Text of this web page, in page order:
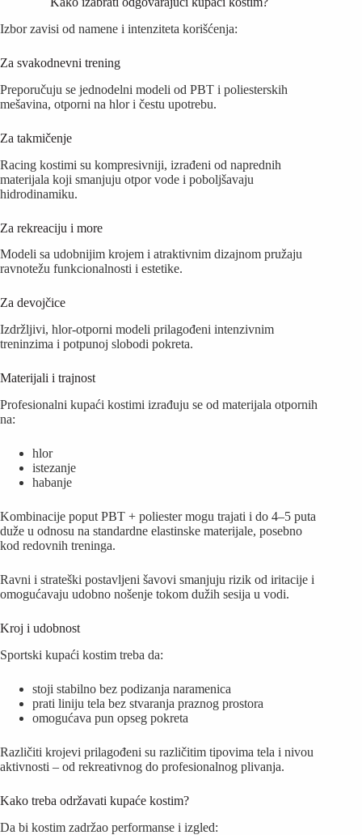
Izbor zavisi od namene i intenziteta korišćenja:
Za svakodnevni trening
Preporučuju se jednodelni modeli od PBT i poliesterskih
mešavina, otporni na hlor i čestu upotrebu.
Za takmičenje
Racing kostimi su kompresivniji, izrađeni od naprednih
materijala koji smanjuju otpor vode i poboljšavaju
hidrodinamiku.
Za rekreaciju i more
Modeli sa udobnijim krojem i atraktivnim dizajnom pružaju
ravnotežu funkcionalnosti i estetike.
Za devojčice
Izdržljivi, hlor-otporni modeli prilagođeni intenzivnim
treninzima i potpunoj slobodi pokreta.
Materijali i trajnost
Profesionalni kupaći kostimi izrađuju se od materijala otpornih
na:
hlor
istezanje
habanje
Kombinacije poput PBT + poliester mogu trajati i do 4–5 puta
duže u odnosu na standardne elastinske materijale, posebno
kod redovnih treninga.
Ravni i strateški postavljeni šavovi smanjuju rizik od iritacije i
omogućavaju udobno nošenje tokom dužih sesija u vodi.
Kroj i udobnost
Sportski kupaći kostim treba da:
stoji stabilno bez podizanja naramenica
prati liniju tela bez stvaranja praznog prostora
omogućava pun opseg pokreta
Različiti krojevi prilagođeni su različitim tipovima tela i nivou
aktivnosti – od rekreativnog do profesionalnog plivanja.
Kako treba održavati kupaće kostim?
Da bi kostim zadržao performanse i izgled: